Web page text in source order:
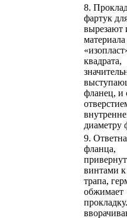
8.
фартук
вырезают
материала
квадрата,
фланец, и
диаметру
9.
фланца,
винтами к
трапа,
обжимает